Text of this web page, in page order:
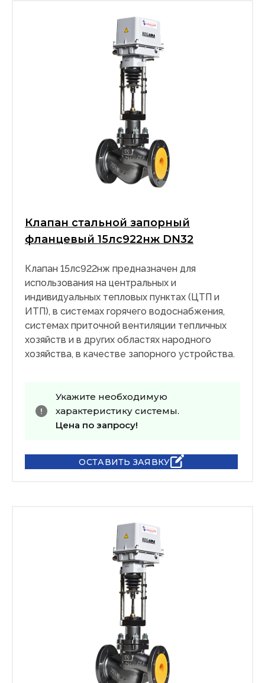
Клапан стальной запорный
фланцевый 15лс922нж DN32
Клапан 15лс922нж предназначен для
использования на центральных и
индивидуальных тепловых пунктах (ЦТП и
ИТП), в системах горячего водоснабжения,
системах приточной вентиляции тепличных
хозяйств и в других областях народного
хозяйства, в качестве запорного устройства.
Укажите необходимую
характеристику системы.
Цена по запросу!
ОСТАВИТЬ ЗАЯВКУ